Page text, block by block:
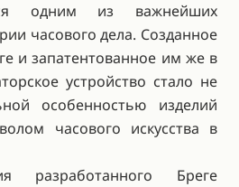
одним из важнейших
часового дела. Созданное
и запатентованное им же в
устройство стало не
особенностью изделий
часового искусства в
разработанного Бреге